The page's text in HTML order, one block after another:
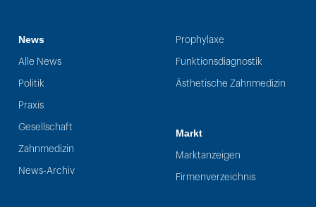
News
Alle News
Politik
Praxis
Gesellschaft
Zahnmedizin
News-Archiv
Prophylaxe
Funktionsdiagnostik
Ästhetische Zahnmedizin
Markt
Marktanzeigen
Firmenverzeichnis